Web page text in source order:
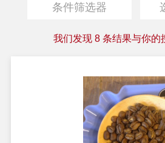
条件筛选器
我们发现 8条结果与你的